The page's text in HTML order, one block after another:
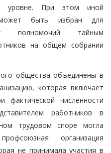
уровне. При этом иной
может быть избран для
полномочий тайным
на общем собрании
общества объединены в
которая включает
численности
работников в
трудовом споре могла
организация
не принимала участия в